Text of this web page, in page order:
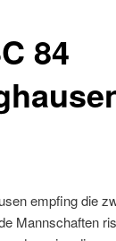
84
empfing die
Mannschaften